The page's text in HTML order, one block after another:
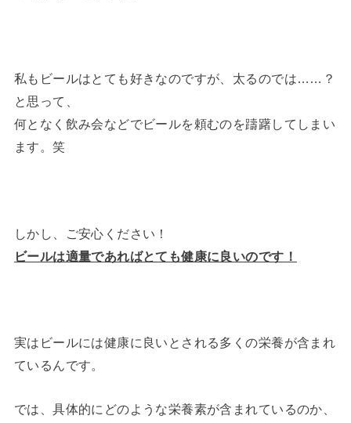
私もビールはとても好きなのですが、太るのでは……？
と思って、
何となく飲み会などでビールを頼むのを躊躇してしまい
ます。笑
しかし、ご安心ください！
ビールは適量であればとても健康に良いのです！
実はビールには健康に良いとされる多くの栄養が含まれ
ているんです。
では、具体的にどのような栄養素が含まれているのか、